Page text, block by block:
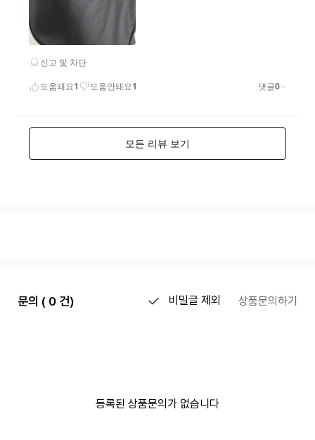
문의 ( 0 건) 비밀글 제외 상품문의하기
등록된 상품문의가 없습니다